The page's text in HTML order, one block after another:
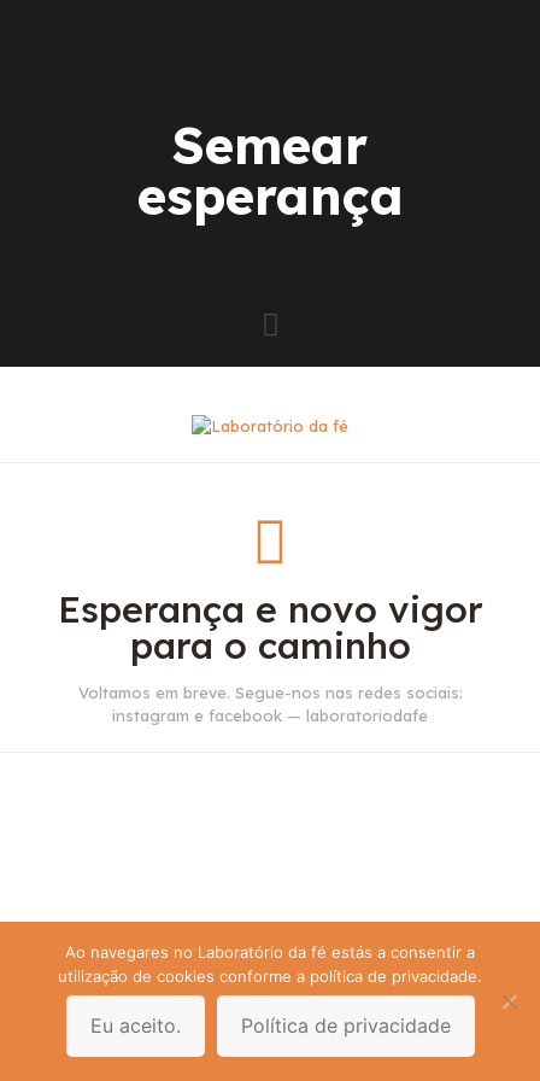
Semear
esperança
Esperança e novo vigor
para o caminho
Voltamos em breve. Segue-nos nas redes sociais:
instagram e facebook — laboratoriodafe
Ao navegares no Laboratório da fé estás a consentir a
utilização de cookies conforme a política de privacidade.
Eu aceito. Política de privacidade